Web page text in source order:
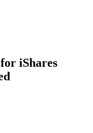
iShares